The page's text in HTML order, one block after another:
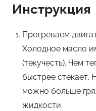
Инструкция
Прогреваем
Холодное масло
(текучесть). Чем
быстрее стекает.
можно больше
жидкости.